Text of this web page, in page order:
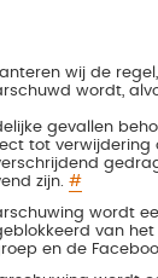
wij de
wordt,
gevallen
tot verwijdering
zijn. #
wordt
van het
en de